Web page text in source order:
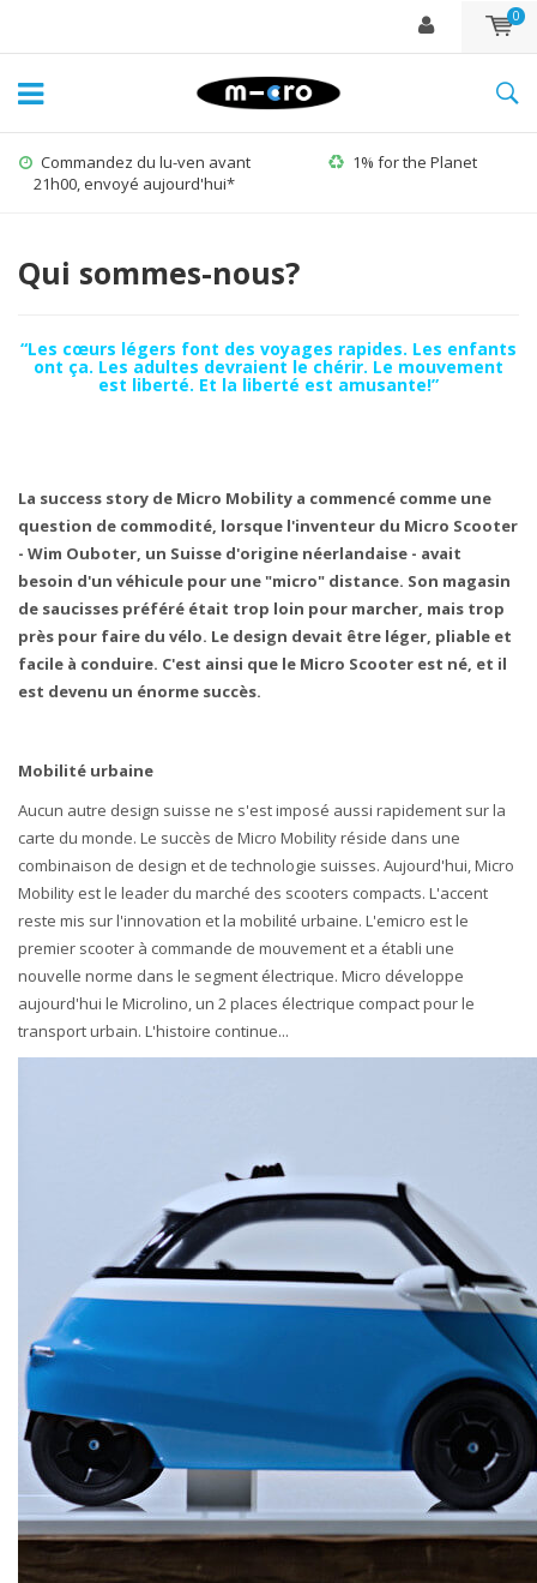
0
Commandez du lu-ven avant
21h00, envoyé aujourd'hui*
1% for the Planet
Qui sommes-nous?
“Les cœurs légers font des voyages rapides. Les enfants
ont ça. Les adultes devraient le chérir. Le mouvement
est liberté. Et la liberté est amusante!”
La success story de Micro Mobility a commencé comme une
question de commodité, lorsque l'inventeur du Micro Scooter
- Wim Ouboter, un Suisse d'origine néerlandaise - avait
besoin d'un véhicule pour une "micro" distance. Son magasin
de saucisses préféré était trop loin pour marcher, mais trop
près pour faire du vélo. Le design devait être léger, pliable et
facile à conduire. C'est ainsi que le Micro Scooter est né, et il
est devenu un énorme succès.
Mobilité urbaine
Aucun autre design suisse ne s'est imposé aussi rapidement sur la
carte du monde. Le succès de Micro Mobility réside dans une
combinaison de design et de technologie suisses. Aujourd'hui, Micro
Mobility est le leader du marché des scooters compacts. L'accent
reste mis sur l'innovation et la mobilité urbaine. L'emicro est le
premier scooter à commande de mouvement et a établi une
nouvelle norme dans le segment électrique. Micro développe
aujourd'hui le Microlino, un 2 places électrique compact pour le
transport urbain. L'histoire continue...